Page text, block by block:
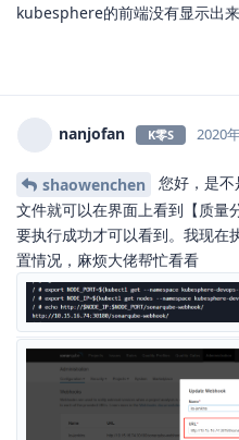
kubesphere的前端没有显示出来
nanjofan K零S 2020
shaowenchen
您好，是
文件就可以在界面上看到【质量
要执行成功才可以看到。我现在
置情况，麻烦大佬帮忙看看